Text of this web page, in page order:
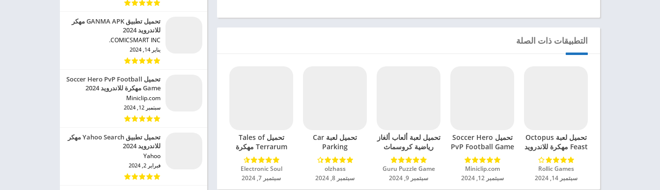
التطبيقات ذات الصلة
تحميل لعبة Octopus
Feast مهكرة للاندرويد
2024
Rollic Games‏
سبتمبر 14, 2024
تحميل Soccer Hero
PvP Football Game
مهكرة للاندرويد 2024
Miniclip.com‏
سبتمبر 12, 2024
تحميل لعبة ألعاب ألغاز
رياضية كروسماث
مهكرة للاندرويد 2024
Guru Puzzle Game‏
سبتمبر 9, 2024
تحميل لعبة Car
Parking
Multiplayer 2
مهكرة للاندرويد 2024
olzhass‏
سبتمبر 8, 2024
تحميل Tales of
Terrarum مهكرة
للاندرويد 2024
Electronic Soul‏
سبتمبر 7, 2024
تحميل تطبيق GANMA APK مهكر
للاندرويد 2024
COMICSMART INC.‏
يناير 14, 2024
تحميل Soccer Hero PvP Football
Game مهكرة للاندرويد 2024
Miniclip.com‏
سبتمبر 12, 2024
تحميل تطبيق Yahoo Search مهكر
للاندرويد 2024
Yahoo‏
فبراير 2, 2024